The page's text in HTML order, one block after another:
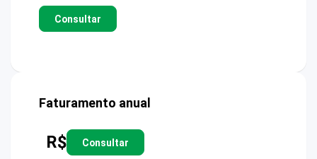
Consultar
Faturamento anual
R$ Consultar